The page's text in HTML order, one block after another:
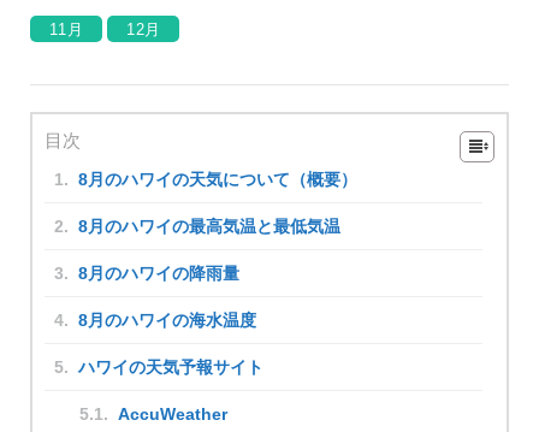
11月 12月
目次
8月のハワイの天気について（概要）
8月のハワイの最高気温と最低気温
8月のハワイの降雨量
8月のハワイの海水温度
ハワイの天気予報サイト
AccuWeather